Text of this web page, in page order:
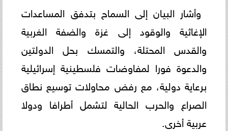
وأشار البيان إلى السماح بتدفق المساعدات
الإغاثية والوقود إلى غزة والضفة الغربية
والقدس المحتلة، والتمسك بحل الدولتين
والدعوة فورا لمفاوضات فلسطينية إسرائيلية
برعاية دولية، مع رفض محاولات توسيع نطاق
الصراع والحرب الحالية لتشمل أطرافا ودولا
عربية أخرى.